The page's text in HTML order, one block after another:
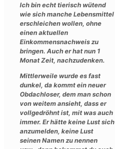
Ich bin echt tierisch wütend
wie sich manche Lebensmittel
erschleichen wollen, ohne
einen aktuellen
Einkommensnachweis zu
bringen. Auch er hat nun 1
Monat Zeit, nachzudenken.
Mittlerweile wurde es fast
dunkel, da kommt ein neuer
Obdachloser, dem man schon
von weitem ansieht, dass er
vollgedröhnt ist, mit was auch
immer. Er hätte keine Lust sich
anzumelden, keine Lust
seinen Namen zu nennen